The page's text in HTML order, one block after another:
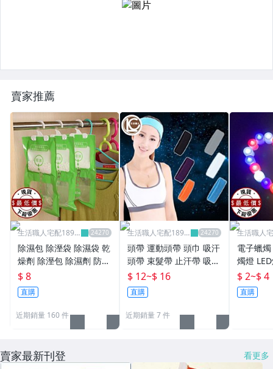
賣家推薦
生活職人宅配1899
除濕包 除溼袋 除濕袋 乾
燥劑 除溼包 除濕劑 防潮
袋 吸濕袋 掛式除濕袋 可
掛式除濕包 生活職人【B
063】
$ 8
直購
近期銷量 160 件
生活職人宅配1899
頭帶 運動頭帶 頭巾 吸汗
頭帶 束髮帶 止汗帶 吸汗
帶 運動髮帶 彈力頭帶 打
球 超吸汗運動頭帶 生活
職人【K138】
$ 12~$ 16
直購
近期銷量 7 件
生活職人
電子蠟
燭燈
燈 檯燈
無煙蠟
066】
$ 2~$ 4
直購
賣家最新刊登 看更多